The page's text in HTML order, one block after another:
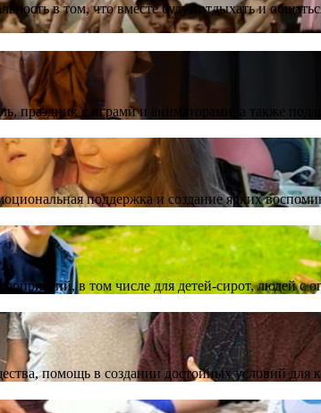
в том, что вместе будут отдыхать и
праздник с играми и аниматорами, а также
поддержка и создание ярких
в том числе для детей-сирот, людей с
помощь в создании достойных условий